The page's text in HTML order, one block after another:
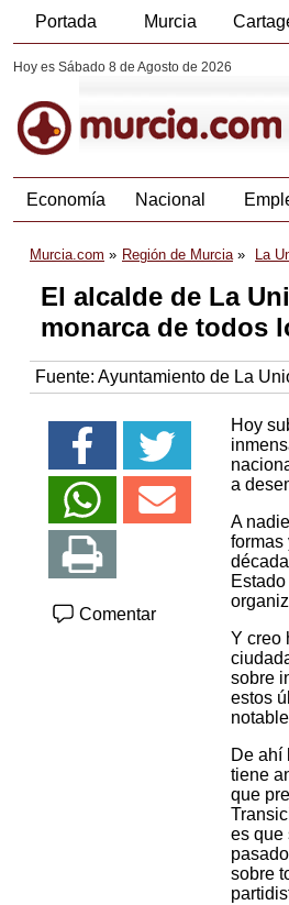
Portada Murcia
Hoy es Sábado 8 de Agosto de 2026
Economía Nacional
Murcia.com Región de Murcia La
El alcalde de La
monarca de todos
Fuente: Ayuntamiento de La
Comentar
Hoy
a
A
formas
Y creo
sobre
estos
De ahí
tiene
que
es que
sobre